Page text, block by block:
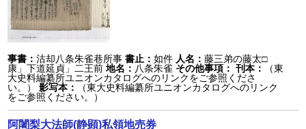
事書：沽却八条朱雀巷所事書止：如件 人名：藤三弟の藤太□
康」下道延貞」二王前 地名： 八条朱雀 その他事項： 刊本：
（東
大史料編纂所ユニオンカタログへのリンクをご参照くださ
い。）
影写本：
（東大史料編纂所ユニオンカタログへのリンク
をご参照ください。）
阿闍梨大法師(静顕)私領地売券